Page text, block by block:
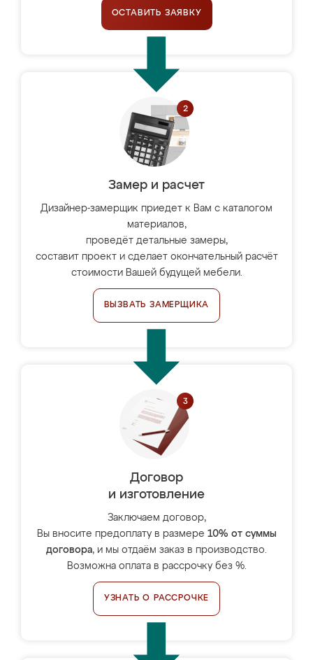
ОСТАВИТЬ ЗАЯВКУ
Замер и расчет
Дизайнер-замерщик приедет к Вам с каталогом
материалов,
проведёт детальные замеры,
составит проект и сделает окончательный расчёт
стоимости Вашей будущей мебели.
ВЫЗВАТЬ ЗАМЕРЩИКА
Договор
и изготовление
Заключаем договор,
Вы вносите предоплату в размере 10% от суммы
договора, и мы отдаём заказ в производство.
Возможна оплата в рассрочку без %.
УЗНАТЬ О РАССРОЧКЕ